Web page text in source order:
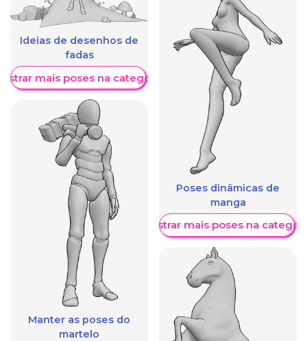
Ideias de desenhos de
fadas
mais poses na categoria
Manter as poses do
martelo
Poses dinâmicas de
manga
Mostrar mais poses na